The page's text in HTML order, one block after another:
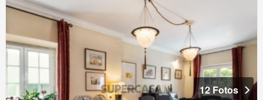
12 Fotos